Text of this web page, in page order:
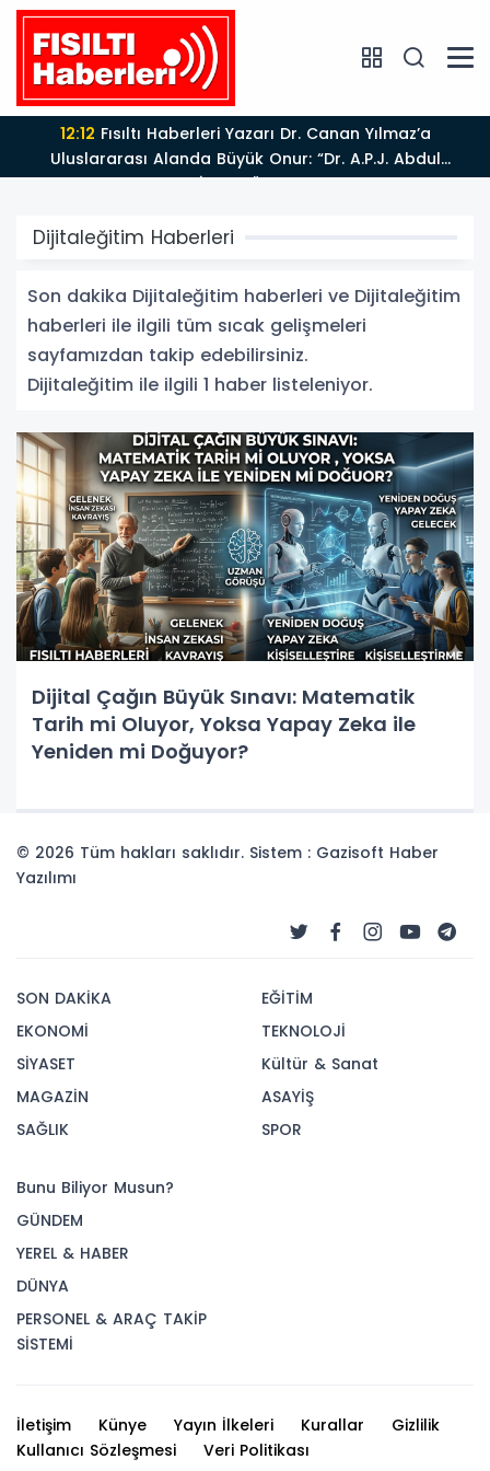
12:12
Uluslararası Alanda Büyük Onur: “Dr. A.P.J. Abdul
Kalam İlham Ödülü 2026”
Dijitaleğitim Haberleri
Son dakika Dijitaleğitim haberleri ve Dijitaleğitim
haberleri ile ilgili tüm sıcak gelişmeleri
sayfamızdan takip edebilirsiniz.
Dijitaleğitim ile ilgili 1 haber listeleniyor.
Dijital Çağın Büyük Sınavı: Matematik
Tarih mi Oluyor, Yoksa Yapay Zeka ile
Yeniden mi Doğuyor?
© 2026 Tüm hakları saklıdır. Sistem : Gazisoft Haber
Yazılımı
SON DAKİKA
EKONOMİ
SİYASET
MAGAZİN
SAĞLIK
EĞİTİM
TEKNOLOJİ
Kültür & Sanat
ASAYİŞ
SPOR
Bunu Biliyor Musun?
GÜNDEM
YEREL & HABER
DÜNYA
PERSONEL & ARAÇ TAKİP
SİSTEMİ
İletişim Künye Yayın İlkeleri Kurallar
Gizlilik
Kullanıcı Sözleşmesi
Veri Politikası